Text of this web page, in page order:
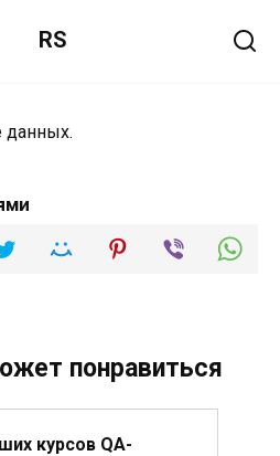
RS
данных.
понравиться
курсов QA-